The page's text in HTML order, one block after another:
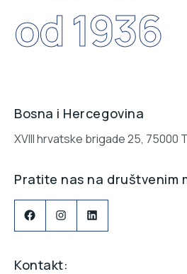
od 1936
Bosna i Hercegovina
XVIII hrvatske brigade 25, 75000
Pratite nas na društvenim
Facebook
InstagramLinkedIn
Kontakt: